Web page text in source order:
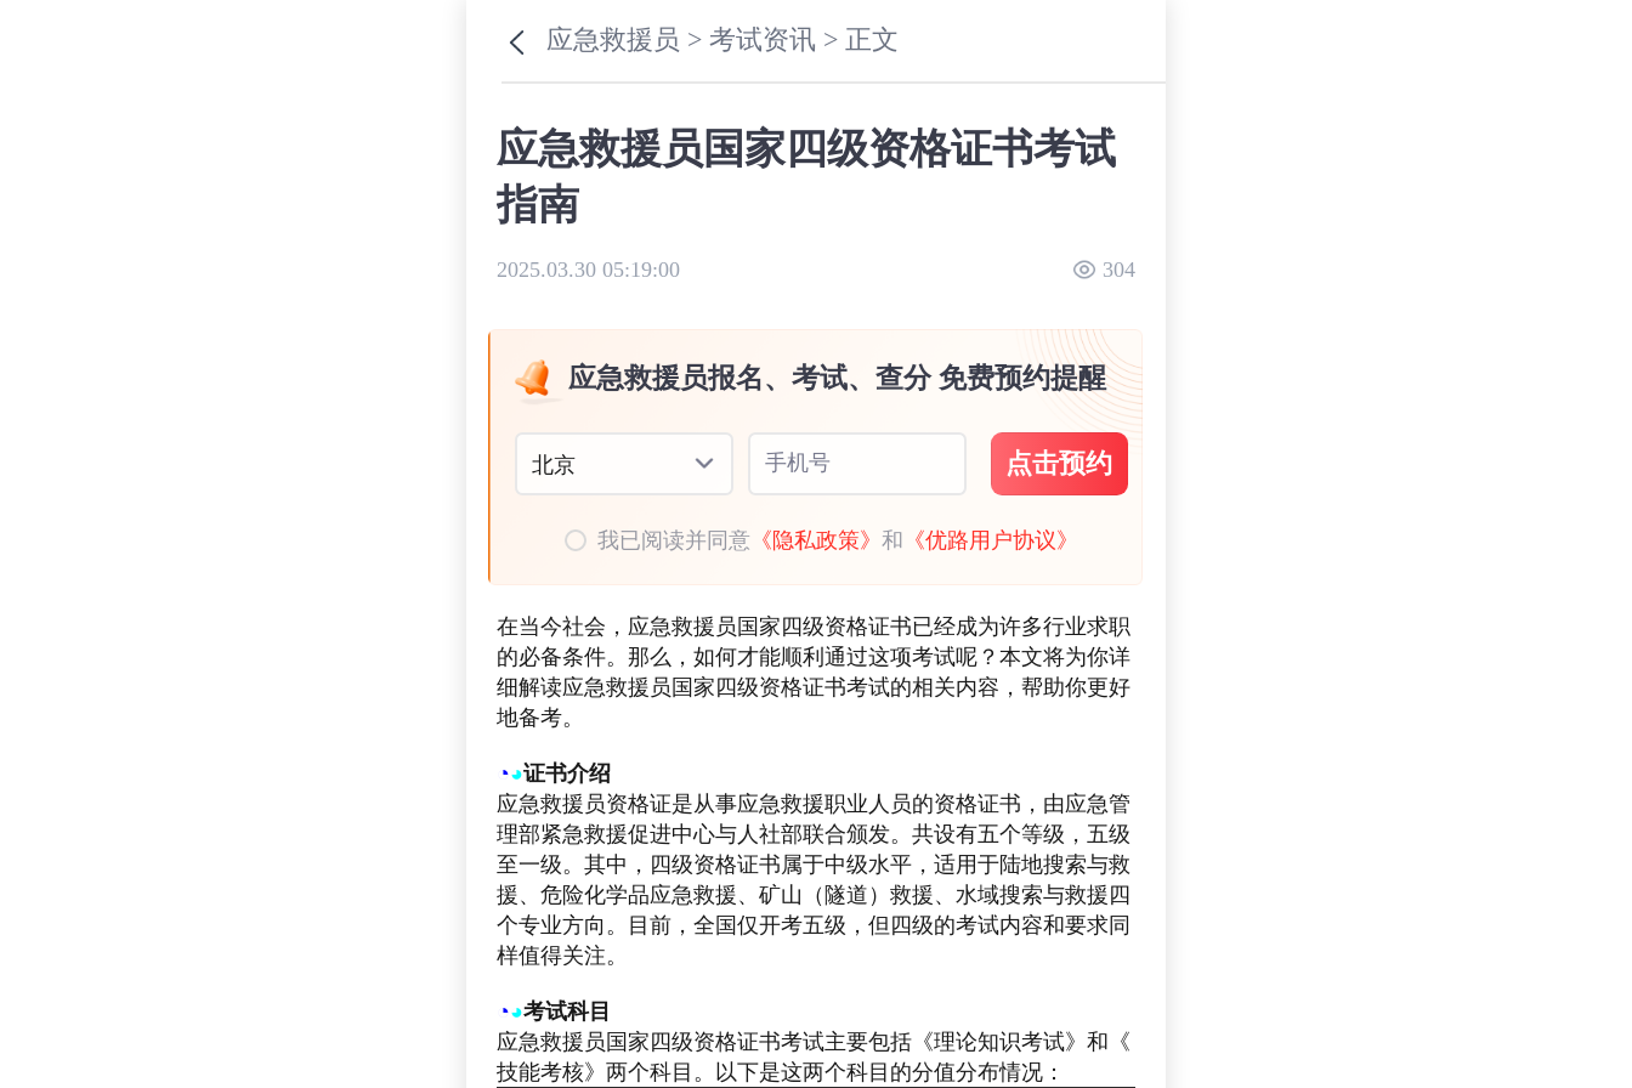
应急救援员 >考试资讯 > 正文
应急救援员国家四级资格证书考试
指南
2025.03.30 05:19:00 304
应急救援员报名、考试、查分 免费预约提醒
北京 手机号 点击预约
我已阅读并同意 《隐私政策》和 《优路用户协议》
在当今社会，应急救援员国家四级资格证书已经成为许多行业求职
的必备条件。那么，如何才能顺利通过这项考试呢？本文将为你详
细解读应急救援员国家四级资格证书考试的相关内容，帮助你更好
地备考。
◔◕证书介绍
应急救援员资格证是从事应急救援职业人员的资格证书，由应急管
理部紧急救援促进中心与人社部联合颁发。共设有五个等级，五级
至一级。其中，四级资格证书属于中级水平，适用于陆地搜索与救
援、危险化学品应急救援、矿山（隧道）救援、水域搜索与救援四
个专业方向。目前，全国仅开考五级，但四级的考试内容和要求同
样值得关注。
◔◕考试科目
应急救援员国家四级资格证书考试主要包括《理论知识考试》和《
技能考核》两个科目。以下是这两个科目的分值分布情况：